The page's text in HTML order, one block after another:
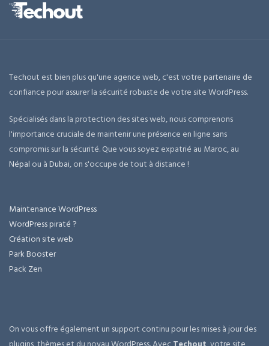
Techout est bien plus qu'une agence web, c'est votre partenaire de
confiance pour assurer la sécurité robuste de votre site WordPress.
Spécialisés dans la protection des sites web, nous comprenons
l'importance cruciale de maintenir une présence en ligne sans
compromis sur la sécurité. Que vous soyez expatrié au Maroc, au
Népal ou àDubai, on s'occupe de tout à distance !
Maintenance WordPress
WordPress piraté ?
Création site web
Park Booster
Pack Zen
On vous offre également un support continu pour les mises à jour des